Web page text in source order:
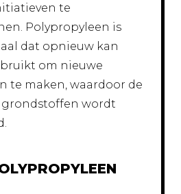
te
Polypropyleen is
dat opnieuw kan
om nieuwe
te maken, waardoor de
grondstoffen wordt